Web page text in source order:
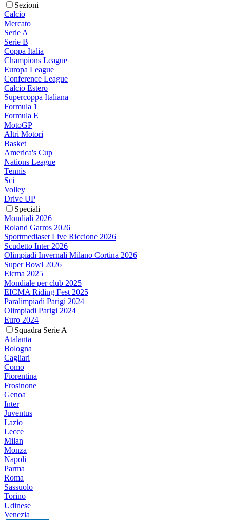
Sezioni
Calcio
Mercato
Serie A
Serie B
Coppa Italia
Champions League
Europa League
Conference League
Calcio Estero
Supercoppa Italiana
Formula 1
Formula E
MotoGP
Altri Motori
Basket
America's Cup
Nations League
Tennis
Sci
Volley
Drive UP
Speciali
Mondiali 2026
Roland Garros 2026
Sportmediaset Live Riccione 2026
Scudetto Inter 2026
Olimpiadi Invernali Milano Cortina 2026
Super Bowl 2026
Eicma 2025
Mondiale per club 2025
EICMA Riding Fest 2025
Paralimpiadi Parigi 2024
Olimpiadi Parigi 2024
Euro 2024
Squadra Serie A
Atalanta
Bologna
Cagliari
Como
Fiorentina
Frosinone
Genoa
Inter
Juventus
Lazio
Lecce
Milan
Monza
Napoli
Parma
Roma
Sassuolo
Torino
Udinese
Venezia